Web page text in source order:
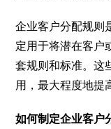
企业客户分配规则
定用于将潜在客户
套规则和标准。这
用，最大程度地提
如何制定企业客户